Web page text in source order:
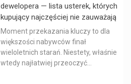
dewelopera — lista usterek, których
kupujący najczęściej nie zauważają
Moment przekazania kluczy to dla
większości nabywców finał
wieloletnich starań. Niestety, właśnie
wtedy najłatwiej przeoczyć...